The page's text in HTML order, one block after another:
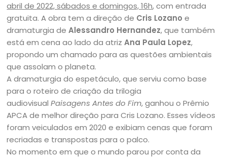
abril de 2022, sábados e domingos, 16h, com entrada
gratuita. A obra tem a direção de Cris Lozano e
dramaturgia deAlessandro Hernandez, que também
está em cena ao lado da atrizAna Paula Lopez,
propondo um chamado para as questões ambientais
que assolam o planeta.
A dramaturgia do espetáculo, que serviu como base
para o roteiro de criação da trilogia
audiovisualPaisagens Antes do Fim, ganhou o Prêmio
APCA de melhor direção para Cris Lozano. Esses vídeos
foram veiculados em 2020 e exibiam cenas que foram
recriadas e transpostas para o palco.
No momento em que o mundo parou por conta da